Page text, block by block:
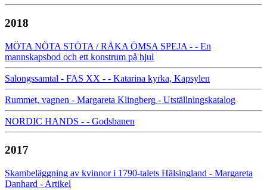
2018
MÖTA NÖTA STÖTA / RÅKA ÖMSA SPEJA - - En
mannskapsbod och ett konstrum på hjul
Salongssamtal - FAS XX - - Katarina kyrka, Kapsylen
Rummet, vagnen - Margareta Klingberg - Utställningskatalog
NORDIC HANDS - - Godsbanen
2017
Skambeläggning av kvinnor i 1790-talets Hälsingland - Margareta
Danhard - Artikel